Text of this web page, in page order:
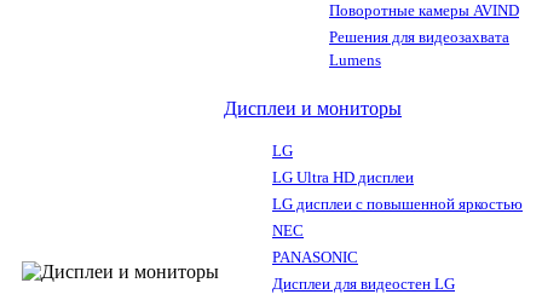
Поворотные камеры AVIND
Решения для видеозахвата
Lumens
Дисплеи и мониторы
LG
LG Ultra HD дисплеи
LG дисплеи с повышенной яркостью
NEC
PANASONIC
Дисплеи для видеостен LG